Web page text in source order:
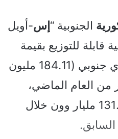
الجنوبية “إس-أويل
قابلة للتوزيع بقيمة
265.01 مليار وون كوري جنوبي (184.11 مليون
من العام الماضي،
مقابل خسائر بقيمة 131.72 مليار وون خلال
السابق.